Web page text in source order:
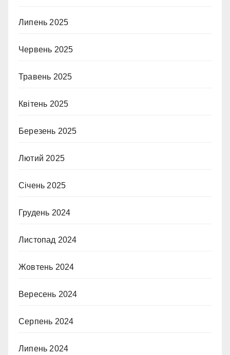
Липень 2025
Червень 2025
Травень 2025
Квітень 2025
Березень 2025
Лютий 2025
Січень 2025
Грудень 2024
Листопад 2024
Жовтень 2024
Вересень 2024
Серпень 2024
Липень 2024